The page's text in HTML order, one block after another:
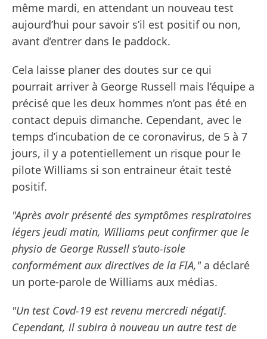
même mardi, en attendant un nouveau test
aujourd’hui pour savoir s’il est positif ou non,
avant d’entrer dans le paddock.
Cela laisse planer des doutes sur ce qui
pourrait arriver à George Russell mais l’équipe a
précisé que les deux hommes n’ont pas été en
contact depuis dimanche. Cependant, avec le
temps d’incubation de ce coronavirus, de 5 à 7
jours, il y a potentiellement un risque pour le
pilote Williams si son entraineur était testé
positif.
"Après avoir présenté des symptômes respiratoires
légers jeudi matin, Williams peut confirmer que le
physio de George Russell s’auto-isole
conformément aux directives de la FIA,"a déclaré
un porte-parole de Williams aux médias.
"Un test Covd-19 est revenu mercredi négatif.
Cependant, il subira à nouveau un autre test de